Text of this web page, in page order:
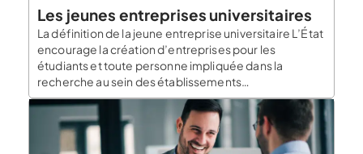
Les jeunes entreprises universitaires
La définition de la jeune entreprise universitaire L’État
encourage la création d’entreprises pour les
étudiants et toute personne impliquée dans la
recherche au sein des établissements
d’enseignement supérieur en proposant le statut de
Jeune Entreprise Universitaire. Certaines conditions
encadrent le statut de jeune entreprise universitaire. Il
a pour but d’aider à la création d’entreprise issues […]